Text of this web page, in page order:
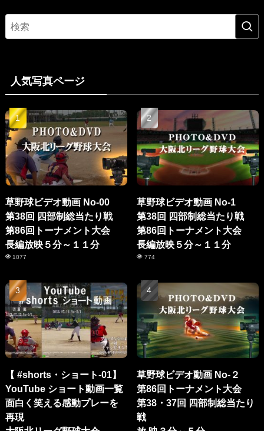
人気写真ページ
草野球ビデオ動画 No-00
第38回 四部制総当たり戦
第86回トーナメント大会
長編放映５分～１１分
1077
草野球ビデオ動画 No-1
第38回 四部制総当たり戦
第86回トーナメント大会
長編放映５分～１１分
774
【 #shorts・ショート-01】
YouTube ショート動画一覧
面白く笑える感動プレーを
再現
草野球ビデオ動画 No-２
第86回トーナメント大会
第38・37回 四部制総当たり
戦